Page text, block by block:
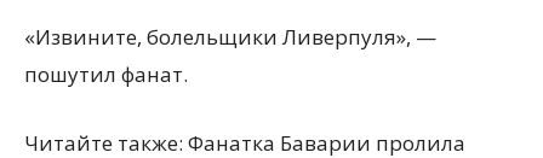
«Извините, болельщики Ливерпуля», —
пошутил фанат.
Читайте также: Фанатка Баварии пролила